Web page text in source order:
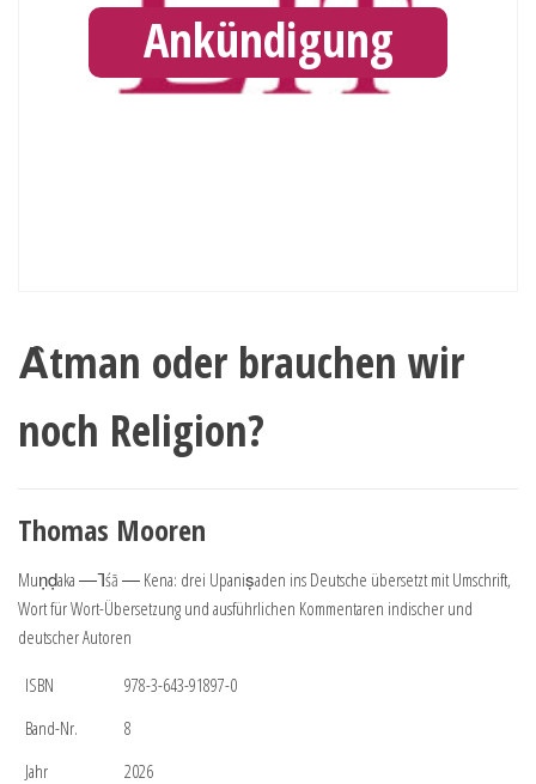
Ankündigung
Ȃtman oder brauchen wir
noch Religion?
Thomas Mooren
Muṇḍaka ― Ῑśā ― Kena: drei Upaniṣaden ins Deutsche übersetzt mit Umschrift,
Wort für Wort-Übersetzung und ausführlichen Kommentaren indischer und
deutscher Autoren
ISBN
978-3-643-91897-0
Band-Nr.
8
Jahr
2026